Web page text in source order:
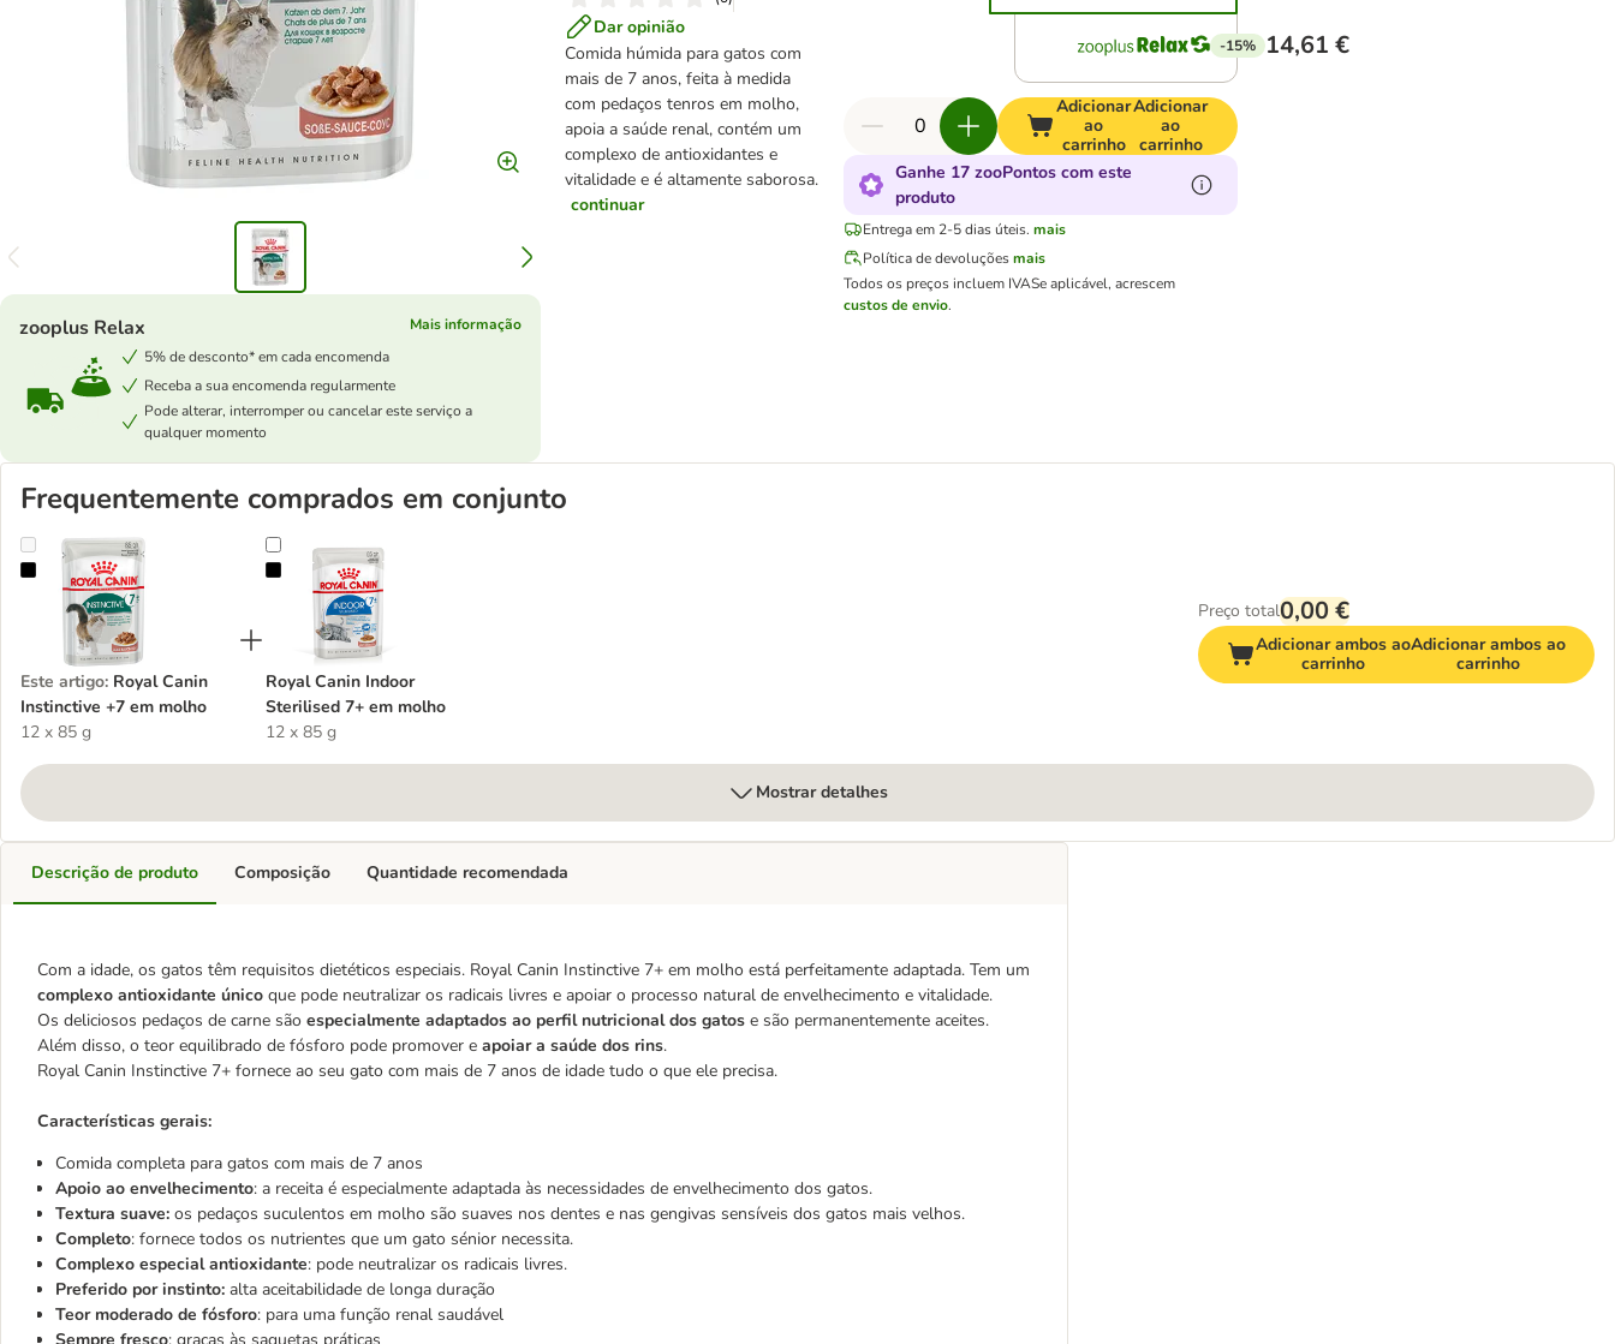
Dar opinião
Comida húmida para gatos com
mais de 7 anos, feita à medida
com pedaços tenros em molho,
apoia a saúde renal, contém um
complexo de antioxidantes e
vitalidade e é altamente saborosa.
continuar
zooplus Relax
Mais informação
5% de desconto* em cada encomenda
Receba a sua encomenda regularmente
Pode alterar, interromper ou cancelar este serviço a
qualquer momento
-15% 14,61 €
Adicionar
ao
carrinho
Adicionar
ao
carrinho
Ganhe 17 zooPontos com este
produto
Entrega em 2-5 dias úteis. mais
Política de devoluções mais
Todos os preços incluem IVASe aplicável, acrescem
custos de envio.
Frequentemente comprados em conjunto
Royal Canin Instinctive +7 em molho
Este artigo: Royal Canin
Instinctive +7 em molho
12 x 85 g
Royal Canin Indoor Sterilised 7+ em molho
Royal Canin Indoor
Sterilised 7+ em molho
12 x 85 g
Preço total0,00 €
Adicionar ambos ao
carrinho
Adicionar ambos ao
carrinho
Mostrar detalhes
Descrição de produto
Com a idade, os gatos têm requisitos dietéticos especiais. Royal Canin Instinctive 7+ em molho está perfeitamente adaptada. Tem um
complexo antioxidante único que pode neutralizar os radicais livres e apoiar o processo natural de envelhecimento e vitalidade.
Os deliciosos pedaços de carne são especialmente adaptados ao perfil nutricional dos gatos e são permanentemente aceites.
Além disso, o teor equilibrado de fósforo pode promover e apoiar a saúde dos rins.
Royal Canin Instinctive 7+ fornece ao seu gato com mais de 7 anos de idade tudo o que ele precisa.
Características gerais:
Comida completa para gatos com mais de 7 anos
Apoio ao envelhecimento: a receita é especialmente adaptada às necessidades de envelhecimento dos gatos.
Textura suave: os pedaços suculentos em molho são suaves nos dentes e nas gengivas sensíveis dos gatos mais velhos.
Completo: fornece todos os nutrientes que um gato sénior necessita.
Complexo especial antioxidante: pode neutralizar os radicais livres.
Preferido por instinto: alta aceitabilidade de longa duração
Teor moderado de fósforo: para uma função renal saudável
Composição Quantidade recomendada